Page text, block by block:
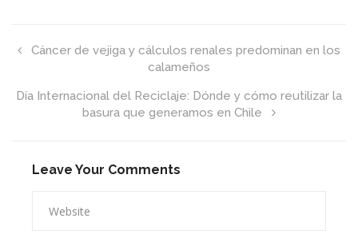
Cáncer de vejiga y cálculos renales predominan en los
calameños
Día Internacional del Reciclaje: Dónde y cómo reutilizar la
basura que generamos en Chile
Leave Your Comments